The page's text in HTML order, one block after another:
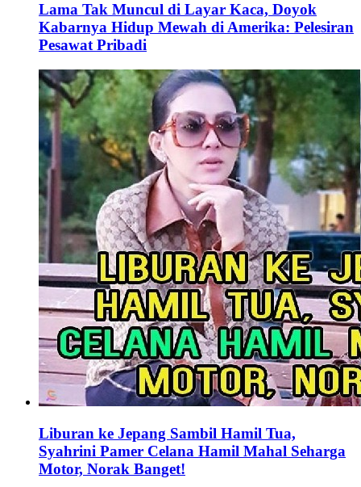
Lama Tak Muncul di Layar Kaca, Doyok
Kabarnya Hidup Mewah di Amerika: Pelesiran
Pesawat Pribadi
Liburan ke Jepang Sambil Hamil Tua,
Syahrini Pamer Celana Hamil Mahal Seharga
Motor, Norak Banget!